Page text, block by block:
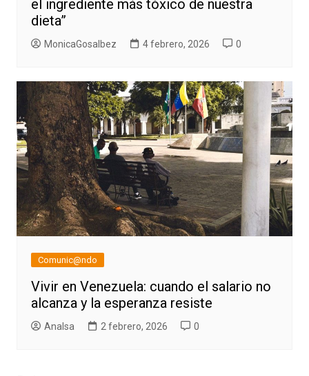
el ingrediente más tóxico de nuestra
dieta”
MonicaGosalbez 4 febrero, 2026 0
Comunic@ndo
Vivir en Venezuela: cuando el salario no
alcanza y la esperanza resiste
AnaIsa 2 febrero, 2026 0